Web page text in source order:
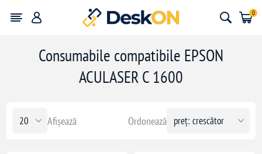
0
Consumabile compatibile EPSON
ACULASER C 1600
Ordonează
Afișează